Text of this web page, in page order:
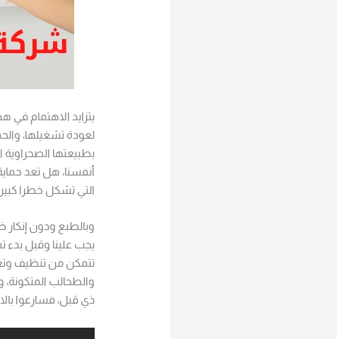
يتزايد الاهتمام في
لعودة تشغيلها،
بطبيعتها الصحراوية
أنفسنا، هل تعد
التي تشكل خطرا
وبالطبع ودون
يجب علينا وقبل بدء
تتمكن من تنظيف
والطحالب
ذي قبل، فسارعوا